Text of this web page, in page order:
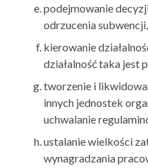
podejmowanie
odrzucenia
kierowanie
działalność taka jest
tworzenie i
innych jednostek
uchwalanie
ustalanie wielkości
wynagradzania